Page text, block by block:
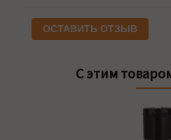
ОСТАВИТЬ ОТЗЫВ
С этим